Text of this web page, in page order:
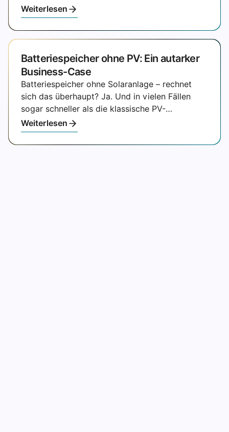
und Industrie.
Weiterlesen
Batteriespeicher ohne PV: Ein autarker
Business-Case
Batteriespeicher ohne Solaranlage – rechnet
sich das überhaupt? Ja. Und in vielen Fällen
sogar schneller als die klassische PV-
Kombination. Wer die richtigen Hebel kennt
erschließt einen Business Case, der vollständig
unabhängig vom Wetter funktioniert.
Weiterlesen